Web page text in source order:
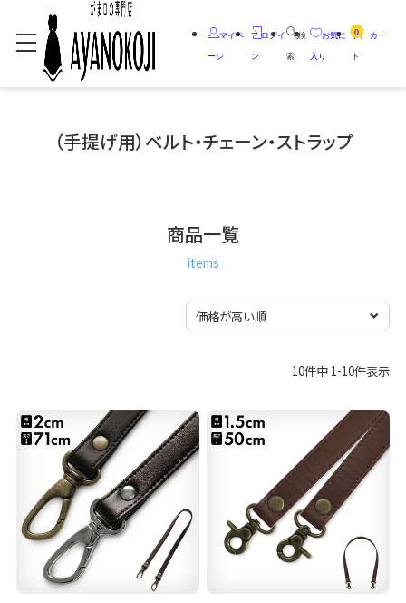
マイペ
ージ
ログイ
ン
検
索
お気に
入り
0 カー
ト
（手提げ用）ベルト・チェーン・ストラップ
商品一覧
items
10件中 1-10件表示